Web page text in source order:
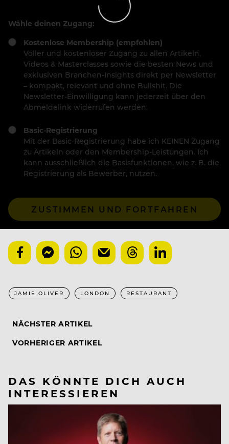
Wähle deinen Zugang:
Kostenlose Membership (empfohlen)
Voller und kostenloser Zugang zu allen Artikeln,
Videos & Masterclasses sowie die besten News und
exklusiven Branchen-Insights direkt per Newsletter
– kompakt, relevant und ohne Bullshit. Die
Newsletter-Einwilligung kann jederzeit über den
Abmeldelink widerrufen werden.
Basic-Registrierung
Mit der Basic-Registrierung habe ich KEINEN Zugang
zu Artikeln oder den Membership-Leistungen. Ich
kann ausschließlich die Basisfunktionen, wie z. B. die
Registrierung als Bewerber, nutzen.
ZUSTIMMEN UND FORTFAHREN
JAMIE OLIVER LONDON RESTAURANT
NÄCHSTER ARTIKEL
VORHERIGER ARTIKEL
DAS KÖNNTE DICH AUCH
INTERESSIEREN